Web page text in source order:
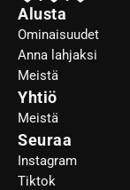
Alusta
Ominaisuudet
Anna lahjaksi
Meistä
Yhtiö
Meistä
Seuraa
Instagram
Tiktok